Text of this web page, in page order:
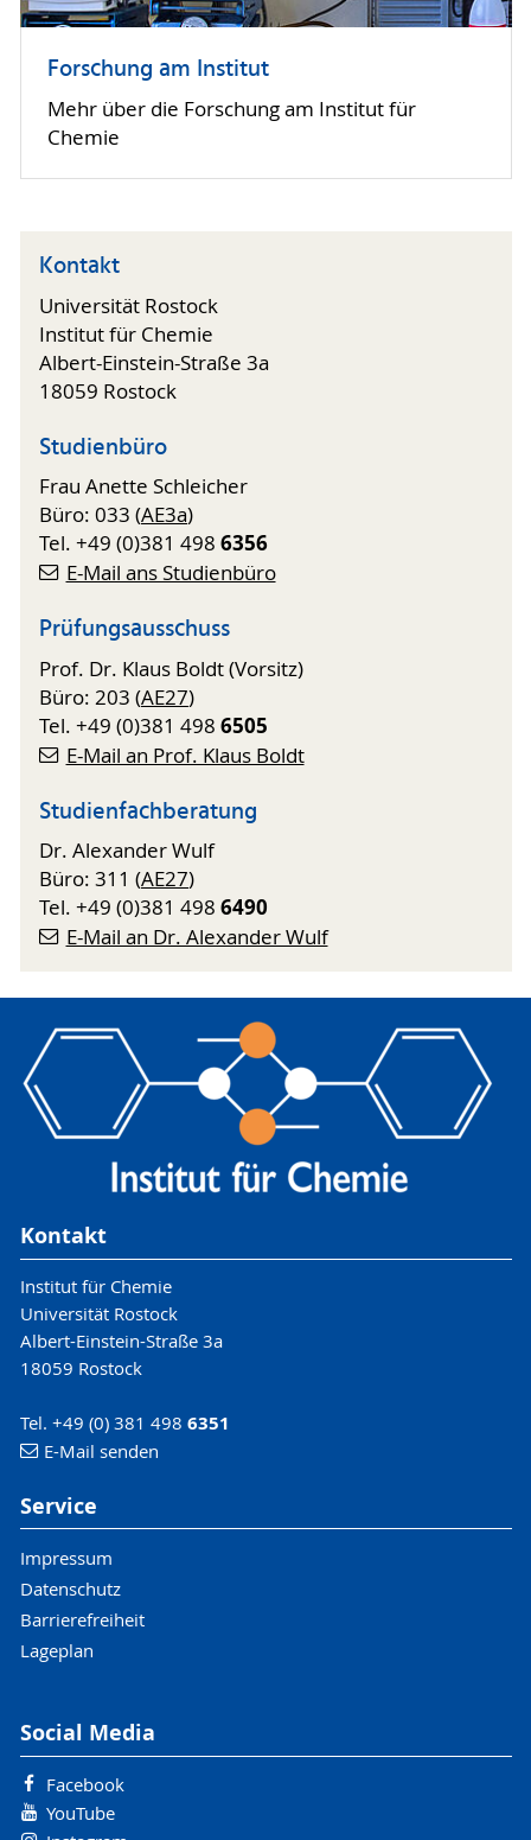
Forschung am Institut
Mehr über die Forschung am Institut für
Chemie
Kontakt
Universität Rostock
Institut für Chemie
Albert-Einstein-Straße 3a
18059 Rostock
Studienbüro
Frau Anette Schleicher
Büro: 033 (AE3a)
Tel. +49 (0)381 498 6356
E-Mail ans Studienbüro
Prüfungsausschuss
Prof. Dr. Klaus Boldt (Vorsitz)
Büro: 203 (AE27)
Tel. +49 (0)381 498 6505
E-Mail an Prof. Klaus Boldt
Studienfachberatung
Dr. Alexander Wulf
Büro: 311 (AE27)
Tel. +49 (0)381 498 6490
E-Mail an Dr. Alexander Wulf
Kontakt
Institut für Chemie
Universität Rostock
Albert-Einstein-Straße 3a
18059 Rostock
Tel. +49 (0) 381 498 6351
E-Mail senden
Service
Impressum
Datenschutz
Barrierefreiheit
Lageplan
Social Media
Facebook
YouTube